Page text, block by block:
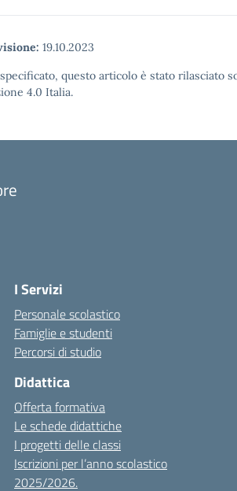
19.10.2023
questo articolo è stato rilasciato
4.0 Italia.
I Servizi
Personale scolastico
Famiglie e studenti
Percorsi di studio
Didattica
Offerta formativa
Le schede didattiche
I progetti delle classi
Iscrizioni per l’anno scolastico
2025/2026.